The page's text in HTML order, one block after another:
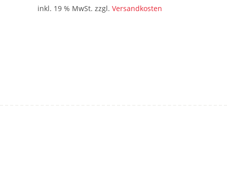
inkl. 19 % MwSt. zzgl. Versandkosten